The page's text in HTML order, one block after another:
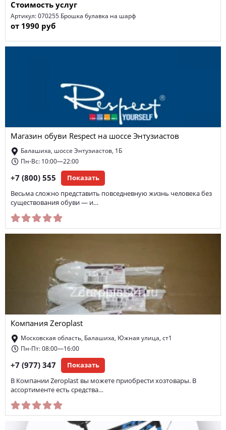
Стоимость услуг
Артикул: 070255 Брошка булавка на шарф
от 1990 руб
Магазин обуви Respect на шоссе Энтузиастов
Балашиха, шоссе Энтузиастов, 1Б
Пн-Вс: 10:00—22:00
+7 (800) 555 Показать
Весьма сложно представить повседневную жизнь человека без
существования обуви — и…
Компания Zeroplast
Московская область, Балашиха, Южная улица, ст1
Пн-Пт: 08:00—16:00
+7 (977) 347 Показать
В Компании Zeroplast вы можете приобрести хозтовары. В
ассортименте есть средства…